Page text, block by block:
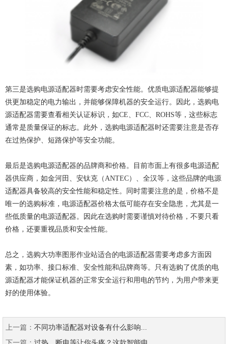
第三是选购电源适配器时需要考虑安全性能。优质电源适配器能够提
供更加稳定的电力输出，并能够保障机器的安全运行。因此，选购电
源适配器需要查看相关认证标识，如CE、FCC、ROHS等，这些标志
通常是质量保证的标志。此外，选购电源适配器时还需要注意是否存
在过热保护、短路保护等安全功能。
最后是选购电源适配器的品牌商和价格。目前市面上有很多电源适配
器供应商，如金河田、安钛克（ANTEC）、全汉等，这些品牌的电源
适配器具备较高的安全性能和稳定性。同时需要注意的是，价格不是
唯一的选购标准，电源适配器价格太低可能存在安全隐患，尤其是一
些低质量的电源适配器。因此在选购时需要谨慎对待价格，不要只看
价格，还要重视品质和安全性能。
总之，选购大功率图形作业站适合的电源适配器需要考虑多方面因
素，如功率、接口标准、安全性能和品牌商等。只有选购了优质的电
源适配器才能保证机器的正常安全运行和用电的节约，为用户带来更
好的使用体验。
上一篇： 不同功率适配器对设备有什么影响...